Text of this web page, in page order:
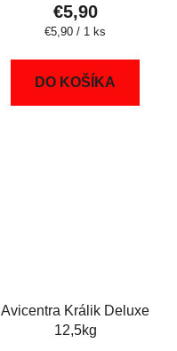
€5,90
Jednotková
€5,90 / 1 ks
DO KOŠÍKA
Avicentra Králik Deluxe
12,5kg